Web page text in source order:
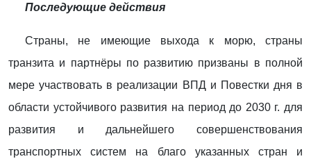
Последующие действия
Страны, не имеющие выхода к морю, страны
транзита и партнёры по развитию призваны в полной
мере участвовать в реализации ВПД и Повестки дня в
области устойчивого развития на период до 2030 г. для
развития и дальнейшего совершенствования
транспортных систем на благо указанных стран и